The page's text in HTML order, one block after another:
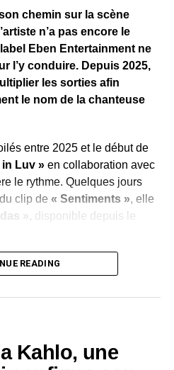
, Zang a annoncé une
autour de sept clips,
la marche. Une stratégie qui
cet album l’un des projets
gabonaise en 2026.
Email
>>
chemin sur la scène
n’a pas encore le
Eben Entertainment ne
l’y conduire. Depuis 2025,
les sorties afin
le nom de la chanteuse
entre 2025 et le début de
Luv »en collaboration avec
le rythme. Quelques jours
clip de « Sentiments », elle
»,
disponible depuis le
illustre la volonté du
auditeurs et de
la confiance placée
READING
Kahlo, une